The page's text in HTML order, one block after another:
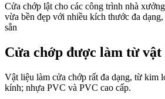
Cửa chớp lật cho các công trình nhà
vừa bền đẹp với nhiều kích thước đa
sẵn
Cửa chớp được làm từ
Vật liệu làm cửa chớp rất đa dạng, từ kim
kính; nhựa PVC và PVC cao cấp.